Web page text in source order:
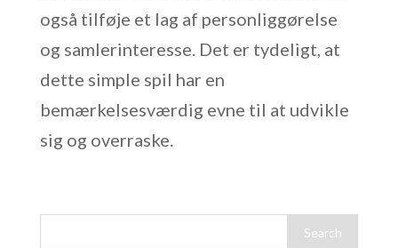
også tilføje et lag af personliggørelse
og samlerinteresse. Det er tydeligt, at
dette simple spil har en
bemærkelsesværdig evne til at udvikle
sig og overraske.